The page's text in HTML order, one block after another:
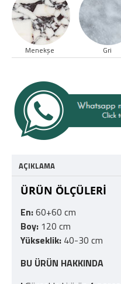
Menekşe Gri
AÇIKLAMA
ÜRÜN ÖLÇÜLERİ
En:60+60 cm
Boy: 120 cm
Yükseklik: 40-30 cm
BU ÜRÜN HAKKINDA